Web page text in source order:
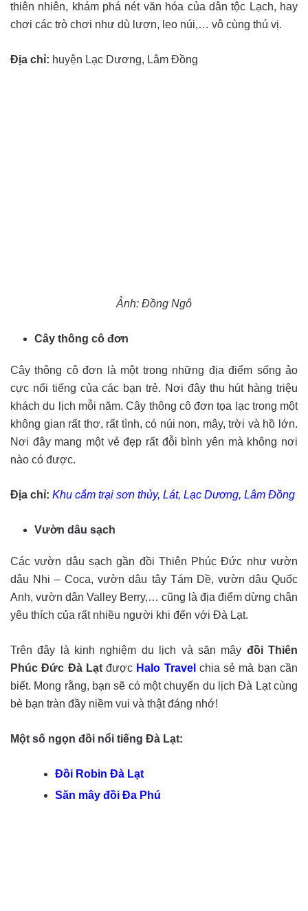
thiên nhiên, khám phá nét văn hóa của dân tộc Lạch, hay
chơi các trò chơi như dù lượn, leo núi,… vô cùng thú vị.
Địa chỉ: huyện Lạc Dương, Lâm Đồng
Ảnh: Đồng Ngô
Cây thông cô đơn
Cây thông cô đơn là một trong những địa điểm sống ảo
cực nổi tiếng của các bạn trẻ. Nơi đây thu hút hàng triệu
khách du lịch mỗi năm. Cây thông cô đơn tọa lạc trong một
không gian rất thơ, rất tình, có núi non, mây, trời và hồ lớn.
Nơi đây mang một vẻ đẹp rất đỗi bình yên mà không nơi
nào có được.
Địa chỉ: Khu cắm trại sơn thủy, Lát, Lạc Dương, Lâm Đồng
Vườn dâu sạch
Các vườn dâu sạch gần đồi Thiên Phúc Đức như vườn
dâu Nhi – Coca, vườn dâu tây Tám Dề, vườn dâu Quốc
Anh, vườn dân Valley Berry,… cũng là địa điểm dừng chân
yêu thích của rất nhiều người khi đến với Đà Lạt.
Trên đây là kinh nghiệm du lịch và săn mây đồi Thiên
Phúc Đức Đà Lạtđược Halo Travel chia sẻ mà bạn cần
biết. Mong rằng, bạn sẽ có một chuyến du lịch Đà Lạt cùng
bè bạn tràn đầy niềm vui và thật đáng nhớ!
Một số ngọn đồi nổi tiếng Đà Lạt:
Đồi Robin Đà Lạt
Săn mây đồi Đa Phú